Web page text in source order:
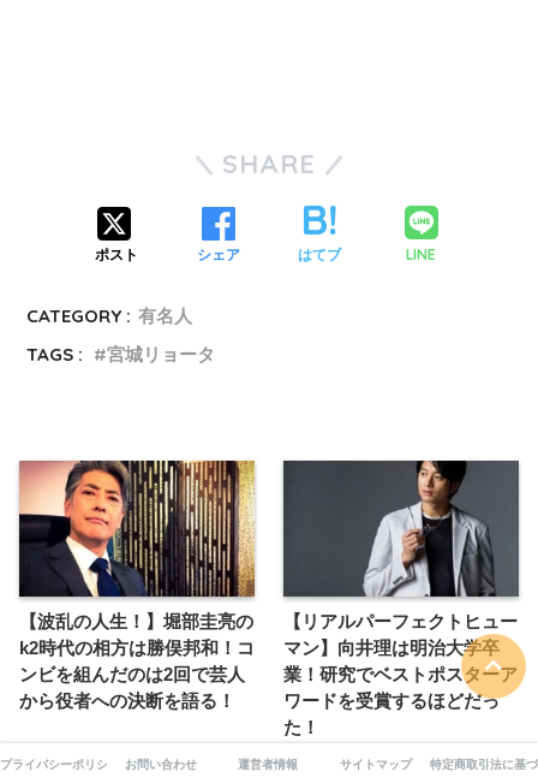
SHARE
ポスト シェア はてブ LINE
CATEGORY : 有名人
TAGS :
宮城リョータ
【波乱の人生！】堀部圭亮の
k2時代の相方は勝俣邦和！コ
ンビを組んだのは2回で芸人
から役者への決断を語る！
【リアルパーフェクトヒュー
マン】向井理は明治大学卒
業！研究でベストポスターア
ワードを受賞するほどだっ
た！
プライバシーポリシー お問い合わせ 運営者情報 サイトマップ 特定商取引法に基